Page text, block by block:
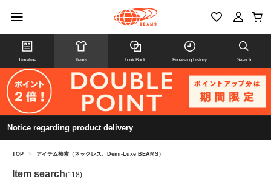
Timeline Items Look Book Browsing history Search
Notice regarding product delivery
TOP > アイテム検索（ネックレス、Demi-Luxe BEAMS）
Item search(118)